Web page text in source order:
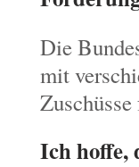
Die
mit
Ich hoffe,